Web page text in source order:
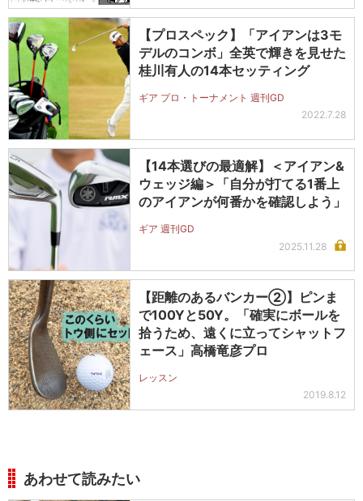
【プロスペック】「アイアンは3モ
デルのコンボ」全英で輝きを見せた
桂川有人の14本セッティング
ギア プロ・トーナメント 週刊GD
2022.7.28
【14本選びの最適解】＜アイアン&
ウェッジ編＞「自分が打てる1番上
のアイアンが何番かを確認しよう」
ギア 週刊GD
2025.11.28
【距離のあるバンカー②】ピンま
で100Yと50Y。「確実にボールを
拾うため、遠くに立ってシャットフ
ェース」高橋竜彦プロ
レッスン
2019.8.12
あわせて読みたい